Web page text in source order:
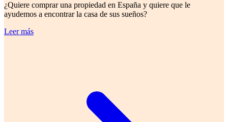
¿Quiere comprar una propiedad en España y quiere que le
ayudemos a encontrar la casa de sus sueños?
Leer más